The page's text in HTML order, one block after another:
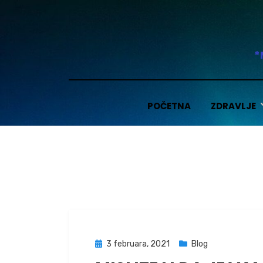
POČETNA ZDRAVLJE
Posted
3 februara, 2021 Blog